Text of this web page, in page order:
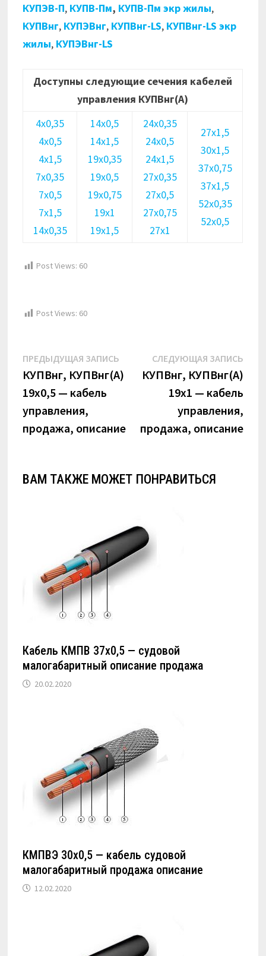
КУПЭВ-П, КУПВ-Пм, КУПВ-Пм экр жилы,
КУПВнг, КУПЭВнг, КУПВнг-LS, КУПВнг-LS экр
жилы, КУПЭВнг-LS
Доступны следующие сечения кабелей
управления КУПВнг(А)
4х0,35
4х0,5
4х1,5
7х0,35
7х0,5
7х1,5
14х0,35
14х0,5
14х1,5
19х0,35
19х0,5
19х0,75
19х1
19х1,5
24х0,35
24х0,5
24х1,5
27х0,35
27х0,5
27х0,75
27х1
27х1,5
30х1,5
37х0,75
37х1,5
52х0,35
52х0,5
Post Views: 60
Post Views: 60
Навигация
по
записям
ПРЕДЫДУЩАЯ ЗАПИСЬ Предыдущая
запись:
КУПВнг, КУПВнг(А)
19х0,5 — кабель
управления,
продажа, описание
СЛЕДУЮЩАЯ ЗАПИСЬ
КУПВнг, КУПВнг(А)
19х1 — кабель
управления,
продажа, описание
ВАМ ТАКЖЕ МОЖЕТ ПОНРАВИТЬСЯ
Кабель КМПВ 37х0,5 — судовой
малогабаритный описание продажа
20.02.2020
КМПВЭ 30х0,5 — кабель судовой
малогабаритный продажа описание
12.02.2020